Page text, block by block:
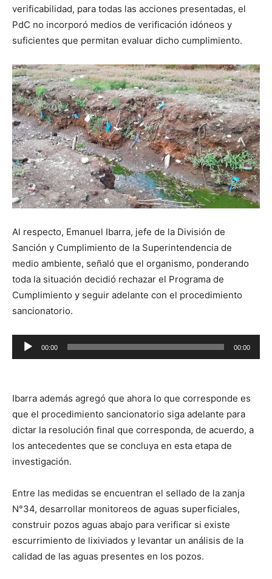
verificabilidad, para todas las acciones presentadas, el
PdC no incorporó medios de verificación idóneos y
suficientes que permitan evaluar dicho cumplimiento.
Al respecto, Emanuel Ibarra, jefe de la División de
Sanción y Cumplimiento de la Superintendencia de
medio ambiente, señaló que el organismo, ponderando
toda la situación decidió rechazar el Programa de
Cumplimiento y seguir adelante con el procedimiento
sancionatorio.
Reproductor
de
00:00 00:00
Ibarra además agregó que ahora lo que corresponde es
que el procedimiento sancionatorio siga adelante para
dictar la resolución final que corresponda, de acuerdo, a
los antecedentes que se concluya en esta etapa de
investigación.
Entre las medidas se encuentran el sellado de la zanja
N°34, desarrollar monitoreos de aguas superficiales,
construir pozos aguas abajo para verificar si existe
escurrimiento de lixiviados y levantar un análisis de la
calidad de las aguas presentes en los pozos.